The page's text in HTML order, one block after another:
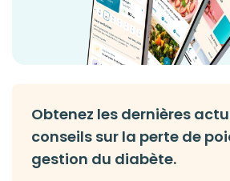
Obtenez les dernières
conseils sur la perte de
gestion du diabète.